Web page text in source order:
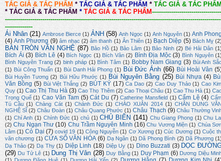
TÁC GIẢ & TÁC PHẨM * TÁC GIẢ & TÁC PHẨM * TÁC GIẢ & TÁC
* TÁC GIẢ & TÁC PHẨM * TÁC GIẢ & TÁC PHẨM-----------------------------------
--------------
Ái Nhân (21) Ambrose Bierce (1) ẢNH (58) Anh Ngọc (1) Anh Nguyên (1) Anh
(4) Anh Phương (9) âm nhạc (2) âm thanh (1) Ân Thiên (1) Bạch Diệp (5) Bách Mỵ
BÀN TRÒN VĂN NGHỆ (87) Bảo Hồ (1) Bảo Lâm (1) Bảo Ninh (2) Bé Hải Dân
Bích Ái (3) Bích Lê (4) Bích Ngọc (1) Bích Vân (2) Bình Địa Mộc (3) Bình Nguyên
Bình Nguyên Trang (2) binh pháp (1) Bình Tâm (1) Bobby Nam Giang (3) Bùi Anh
(1) Bùi Công Thuấn (1) Bùi Danh Hải Phong (1) Bùi Đức Ánh (66) Bùi Hoài Vân
Bùi Huyền Tương (2) Bùi Hữu Phước (1) Bùi Nguyên Bằng (25) Bùi Nhựa (4)
Văn Bồng (5) Bùi Việt Thắng (2) BÚT KÝ (17) Ca Dao (2) Cao Duy Thảo (1) Cao
Quy (1) Cao Thị Thu Hà (3) Cao Thọ Thêm (2) Cao Thoại Châu (1) Cao Thu Hà (1)
Trọng Quế (1) Cao Văn Tam (5) Cát Du (7) Catherine Mansfield (1) Cẩm Lệ (4)
Tú Cầu (1) Chàng Cát (1) Chánh Đức (1) CHÀO XUÂN 2014 (1) CHÂN DUNG
NGHỆ SĨ (2) Châu Đoàn (1) Châu Quang Phước (1) Châu Thạch (9) Châu Thường
(1) Chí Anh (1) Chính Đức (1) chủ (1) CHỦ BIÊN (141) Chu Giang Phong (1) Chu
(2) Chu Ngạn Thư (10) Chu Trầm Nguyên Minh (16) Chu Vương Miện (1) Chúa
Lâm (1) Cỏ Dại (7) covid 19 (1) Công Nguyễn (1) Cơ Xương (1) Cúc Dương (1) Cuộc
văn chương (1) CỬA SỔ VĂN HÓA (6) Dạ Ngân (1) Dã Phong Bình (2) Dã Phương
Dạ Thảo (2) Dạ Thy (1) Diệp Linh (18) Diệp Uy (1) Dino Buzzati (3) DỌC
(29) Du Tử Lê (1) Dung Thị Vân (28) Duy Bằng (1) Duy Phạm (6) Dương Diệu